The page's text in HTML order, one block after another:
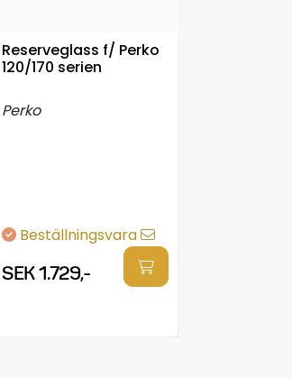
Reserveglass f/ Perko
120/170 serien
Perko
Beställningsvara
SEK 1.729,-